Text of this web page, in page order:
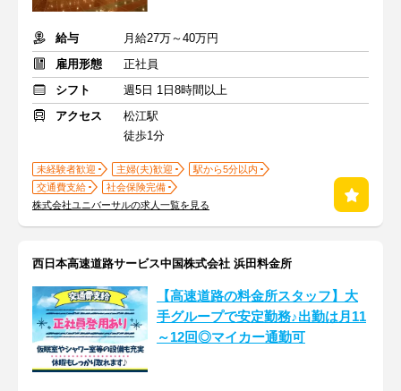
給与
月給27万～40万円
雇用形態
正社員
シフト
週5日 1日8時間以上
アクセス
松江駅
徒歩1分
未経験者歓迎 主婦(夫)歓迎
駅から5分以内
交通費支給
社会保険完備
株式会社ユニバーサルの求人一覧を見る
西日本高速道路サービス中国株式会社 浜田料金所
【高速道路の料金所スタッフ】大
手グループで安定勤務♪出勤は月11
～12回◎マイカー通勤可